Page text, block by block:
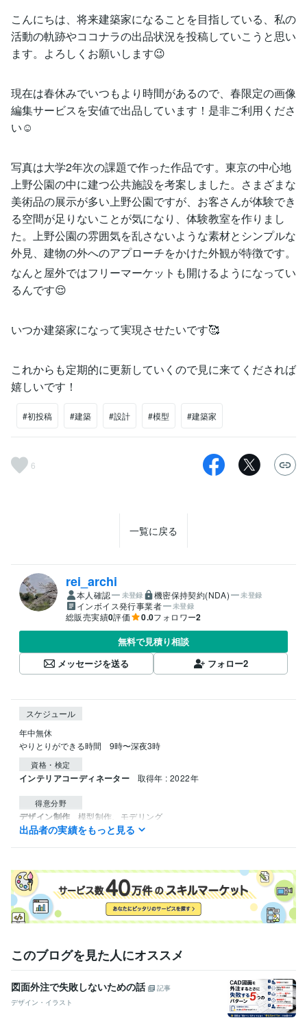
こんにちは、将来建築家になることを目指している、私の
活動の軌跡やココナラの出品状況を投稿していこうと思い
ます。よろしくお願いします😉
現在は春休みでいつもより時間があるので、春限定の画像
編集サービスを安値で出品しています！是非ご利用くださ
い☺️
写真は大学2年次の課題で作った作品です。東京の中心地
上野公園の中に建つ公共施設を考案しました。さまざまな
美術品の展示が多い上野公園ですが、お客さんが体験でき
る空間が足りないことが気になり、体験教室を作りまし
た。上野公園の雰囲気を乱さないような素材とシンプルな
外見、建物の外へのアプローチをかけた外観が特徴です。
なんと屋外ではフリーマーケットも開けるようになってい
るんです😌
いつか建築家になって実現させたいです🥰
これからも定期的に更新していくので見に来てくだされば
嬉しいです！
#初投稿 #建築 #設計 #模型 #建築家
6
一覧に戻る
rei_archi
本人確認 未登録 機密保持契約(NDA) 未登録
インボイス発行事業者 未登録
総販売実績0評価 0.0フォロワー2
無料で見積り相談
メッセージを送る
フォロー2
スケジュール
年中無休
やりとりができる時間　9時〜深夜3時
資格・検定
インテリアコーディネーター 取得年 : 2022年
得意分野
デザイン制作 模型制作、モデリング
仕事 課題 勉強
出品者の実績をもっと見る
このブログを見た人にオススメ
図面外注で失敗しないための話
記事
デザイン・イラスト